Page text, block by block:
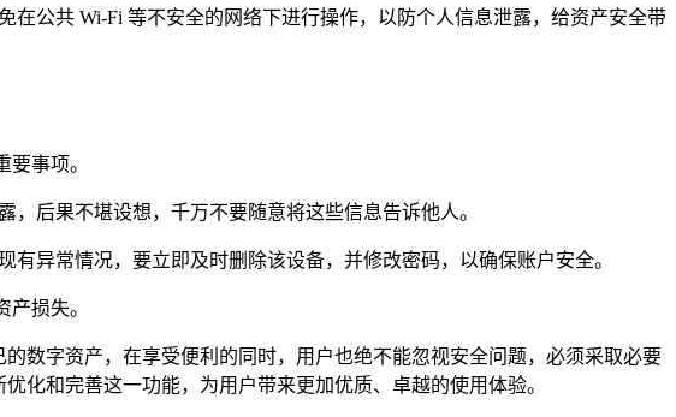
公共 Wi-Fi 等不安全的网络下进行操作，以防个人信息泄露，给资产安全带
事项。
后果不堪设想，千万不要随意将这些信息告诉他人。
异常情况，要立即及时删除该设备，并修改密码，以确保账户安全。
损失。
数字资产，在享受便利的同时，用户也绝不能忽视安全问题，必须采取必要
化和完善这一功能，为用户带来更加优质、卓越的使用体验。